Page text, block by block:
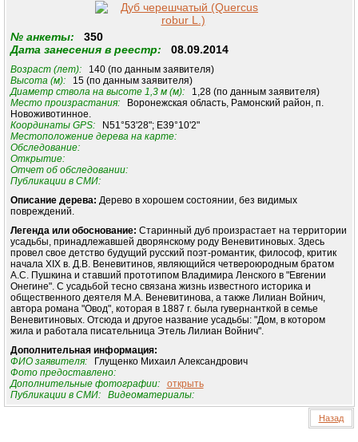
№ анкеты: 350
Дата занесения в реестр: 08.09.2014
Возраст (лет):140 (по данным заявителя)
Высота (м):15 (по данным заявителя)
Диаметр ствола на высоте 1,3 м (м):1,28 (по данным заявителя)
Место произрастания:Воронежская область, Рамонский район, п.
Новоживотинное.
Координаты GPS:N51°53'28"; E39°10'2"
Местоположение дерева на карте:
Обследование:
Открытие:
Отчет об обследовании:
Публикации в СМИ:
Описание дерева: Дерево в хорошем состоянии, без видимых
повреждений.
Легенда или обоснование: Старинный дуб произрастает на территории
усадьбы, принадлежавшей дворянскому роду Веневитиновых. Здесь
провел свое детство будущий русский поэт-романтик, философ, критик
начала XIX в. Д.В. Веневитинов, являющийся четвероюродным братом
А.С. Пушкина и ставший прототипом Владимира Ленского в "Евгении
Онегине". С усадьбой тесно связана жизнь известного историка и
общественного деятеля М.А. Веневитинова, а также Лилиан Войнич,
автора романа "Овод", которая в 1887 г. была гувернанткой в семье
Веневитиновых. Отсюда и другое название усадьбы: "Дом, в котором
жила и работала писательница Этель Лилиан Войнич".
Дополнительная информация:
ФИО заявителя:Глущенко Михаил Александрович
Фото предоставлено:
Дополнительные фотографии:
открыть
Публикации в СМИ:
Видеоматериалы:
Назад